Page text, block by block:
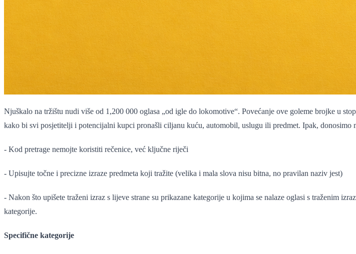
Njuškalo na tržištu nudi više od 1,200 000 oglasa „od igle do lokomotive“. Povećanje ove goleme brojke u
kako bi svi posjetitelji i potencijalni kupci pronašli ciljanu kuću, automobil, uslugu ili predmet. Ipak, donosimo
- Kod pretrage nemojte koristiti rečenice, već ključne riječi
- Upisujte točne i precizne izraze predmeta koji tražite (velika i mala slova nisu bitna, no pravilan naziv jest)
- Nakon što upišete traženi izraz s lijeve strane su prikazane kategorije u kojima se nalaze oglasi s traženim
kategorije.
Specifične kategorije